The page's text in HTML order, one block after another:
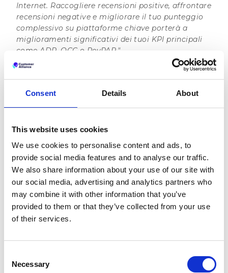
Consent Details About
This website uses cookies
We use cookies to personalise content and ads, to
provide social media features and to analyse our traffic.
We also share information about your use of our site with
our social media, advertising and analytics partners who
may combine it with other information that you’ve
provided to them or that they’ve collected from your use
of their services.
Selection
Necessary
Internet. Raccogliere recensioni positive, affrontare
recensioni negative e migliorare il tuo punteggio
complessivo su piattaforme chiave porterà a
miglioramenti significativi dei tuoi KPI principali
come ADR, OCC o RevPAR."
Intuizione n. 4: rispondere
alle recensioni è più
importante di quanto si
Quando rispondi a una recensione, che sia positiva o
negativa, mostri di apprezzare il feedback dei tuoi
clienti. Non è solo una cosa carina da fare, ti aiuta a
costruire relazioni, favorisce la fiducia e incoraggia la
fedeltà del cliente.
I nostri risultati sono chiari: la maggior parte dei
consumatori si aspetta e apprezza il